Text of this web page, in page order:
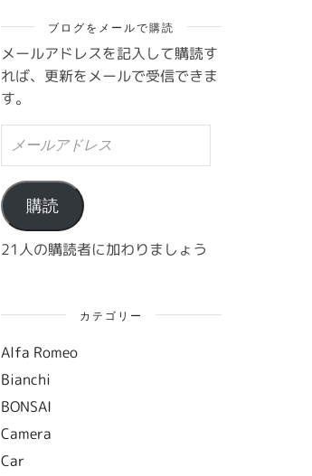
ブログをメールで購読
メールアドレスを記入して購読す
れば、更新をメールで受信できま
す。
ル
ア
ド
レ
ス
購読
21人の購読者に加わりましょう
カテゴリー
Alfa Romeo
Bianchi
BONSAI
Camera
Car